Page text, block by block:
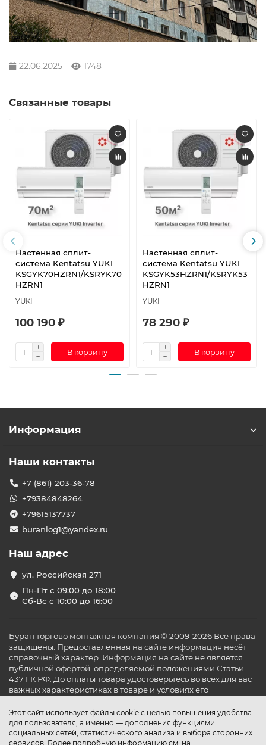
22.06.2025 1748
Связанные товары
Настенная сплит-
система Kentatsu YUKI
KSGYK70HZRN1/KSRYK70
HZRN1
YUKI
100 190 ₽
В корзину
Настенная сплит-
система Kentatsu YUKI
KSGYK53HZRN1/KSRYK53
HZRN1
YUKI
78 290 ₽
В корзину
Этот сайт использует файлы cookie с целью повышения удобства
для пользователя, а именно — дополнения функциями
социальных сетей, статистического анализа и выбора сторонних
сервисов. Более подробную информацию см. на
Информация
Наши контакты
+7 (861) 203-36-78
+79384848264
+79615137737
buranlog1@yandex.ru
Наш адрес
ул. Российская 271
Пн-Пт с 09:00 до 18:00
Сб-Вс с 10:00 до 16:00
Буран торгово монтажная компания © 2009-2026 Все права
защищены. Предоставленная на сайте информация несёт
справочный характер. Информация на сайте не является
публичной офертой, определяемой положениями Статьи
437 ГК РФ. До оплаты товара удостоверьтесь во всех для вас
важных характеристиках в товаре и условиях его